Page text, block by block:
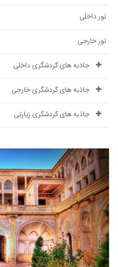
تور داخلی
تور خارجی
جاذبه های گردشگری داخلی
جاذبه های گردشگری خارجی
جاذبه های گردشگری زیارتی